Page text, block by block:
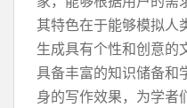
其特色在于能够模拟人
生成具有个性和创意的
具备丰富的知识储备和
身的写作效果，为学者